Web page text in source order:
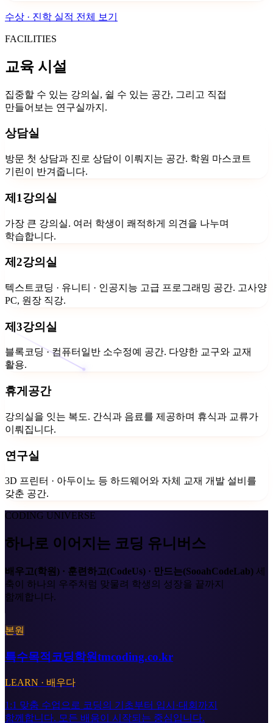
수상 · 진학 실적 전체 보기
FACILITIES
교육 시설
집중할 수 있는 강의실, 쉴 수 있는 공간, 그리고 직접
만들어보는 연구실까지.
상담실
방문 첫 상담과 진로 상담이 이뤄지는 공간. 학원 마스코트
기린이 반겨줍니다.
제1강의실
가장 큰 강의실. 여러 학생이 쾌적하게 의견을 나누며
학습합니다.
제2강의실
텍스트코딩 · 유니티 · 인공지능 고급 프로그래밍 공간. 고사양
PC, 원장 직강.
제3강의실
블록코딩 · 컴퓨터일반 소수정예 공간. 다양한 교구와 교재
활용.
휴게공간
강의실을 잇는 복도. 간식과 음료를 제공하며 휴식과 교류가
이뤄집니다.
연구실
3D 프린터 · 아두이노 등 하드웨어와 자체 교재 개발 설비를
갖춘 공간.
CODING UNIVERSE
하나로 이어지는 코딩 유니버스
배우고(학원) · 훈련하고(CodeUs) · 만드는(SooahCodeLab) 세
축이 하나의 우주처럼 맞물려 학생의 성장을 끝까지
함께합니다.
본원
특수목적코딩학원tmcoding.co.kr
LEARN · 배우다
1:1 맞춤 수업으로 코딩의 기초부터 입시·대회까지
함께합니다. 모든 배움이 시작되는 중심입니다.